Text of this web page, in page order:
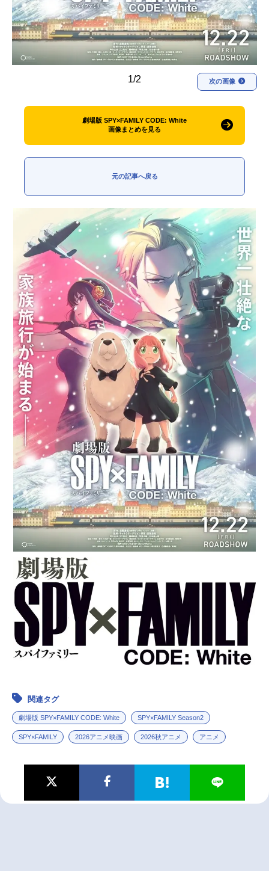
1/2 次の画像
劇場版 SPY×FAMILY CODE: White
画像まとめを見る
元の記事へ戻る
関連タグ
劇場版 SPY×FAMILY CODE: White SPY×FAMILY Season2
SPY×FAMILY 2026アニメ映画 2026秋アニメ アニメ